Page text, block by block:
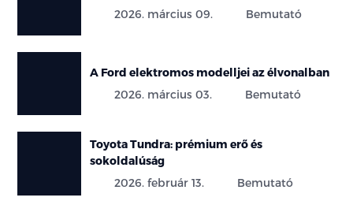
2026. március 09.
Bemutató
A Ford elektromos modelljei az élvonalban
2026. március 03.
Bemutató
Toyota Tundra: prémium erő és
sokoldalúság
2026. február 13.
Bemutató